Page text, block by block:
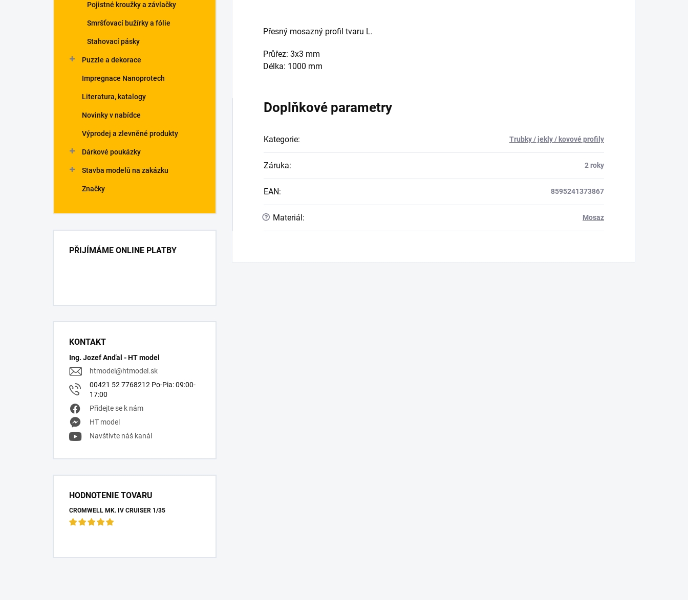
Pojistné kroužky a závlačky
Smršťovací bužírky a fólie
Stahovací pásky
Puzzle a dekorace
Impregnace Nanoprotech
Literatura, katalogy
Novinky v nabídce
Výprodej a zlevněné produkty
Dárkové poukázky
Stavba modelů na zakázku
Značky
PŘIJÍMÁME ONLINE PLATBY
KONTAKT
Ing. Jozef Anďal - HT model
htmodel@htmodel.sk
00421 52 7768212 Po-Pia: 09:00-
17:00
Přidejte se k nám
HT model
Navštivte náš kanál
HODNOTENIE TOVARU
CROMWELL MK. IV CRUISER 1/35
Přesný mosazný profil tvaru L.
Průřez: 3x3 mm
Délka: 1000 mm
Doplňkové parametry
Kategorie: Trubky / jekly / kovové profily
Záruka: 2 roky
EAN: 8595241373867
? Materiál : Mosaz